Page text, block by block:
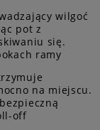
wilgoć
pot z
się.
ramy
na miejscu.
off